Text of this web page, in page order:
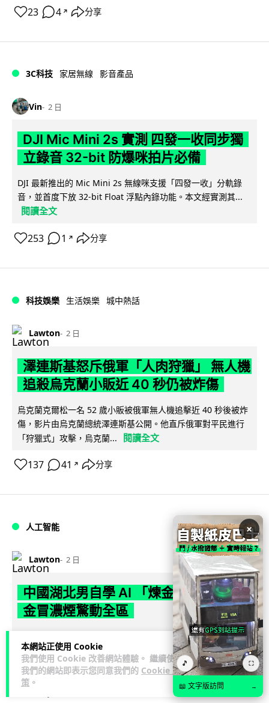
本網站正使用 Cookie
我們使用 Cookie 改善網站體驗。 繼續使用
我們的網站即表示您同意我們的 Cookie 政
策 。
23 4 ↗ 分享
3C科技 家居無線 影音產品
Vin 2 日
DJI Mic Mini 2s 實測 四發一收同步獨
立錄音 32-bit 防爆咪拍片必備
DJI 最新推出的 Mic Mini 2s 無線咪支援「四發一收」分軌錄
音，並首度下放 32-bit Float 浮點內錄功能。本文經實測其...
閱讀全文
253 1 ↗ 分享
科技娛樂 生活娛樂 城中熱話
Lawton 2 日
澤連斯基怒斥俄軍「人肉狩獵」 無人機
追殺烏克蘭小販近 40 秒仍被炸傷
烏克蘭克爾松一名 52 歲小販被俄軍無人機追擊近 40 秒後被炸
傷，影片由烏克蘭總統澤連斯基公開。他直斥俄軍對平民進行
「狩獵式」攻擊，烏克蘭...
閱讀全文
137 41 ↗ 分享
人工智能
Lawton 2 日
中國湖北男自學 AI 「煉金術」 屋內煉
金冒濃煙驚動全區
中國湖北黃石一名男子見金價高企，利用 AI 自學提煉黃金，在
租住單位私設高壓爐及作坊冶煉，過程產生大量刺鼻濃煙，驚
動鄰居報警。警方到場揭發整...
閱讀全文
114
×
🎵 ⛶
📖 文字版訪問 →